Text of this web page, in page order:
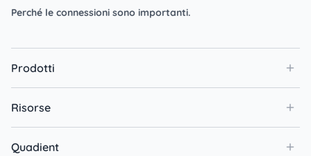
Perché le connessioni sono importanti.
Prodotti
Risorse
Quadient